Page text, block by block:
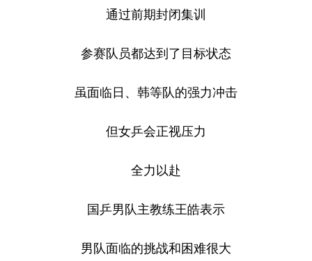
通过前期封闭集训
参赛队员都达到了目标状态
虽面临日、韩等队的强力冲击
但女乒会正视压力
全力以赴
国乒男队主教练王皓表示
男队面临的挑战和困难很大